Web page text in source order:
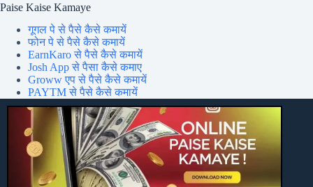
Paise Kaise Kamaye
गूगल पे से पैसे कैसे कमायें
फोन पे से पैसे कैसे कमायें
EarnKaro से पैसे कैसे कमायें
Josh App से पैसा कैसे कमाए
Groww एप से पैसे कैसे कमायें
PAYTM से पैसे कैसे कमायें